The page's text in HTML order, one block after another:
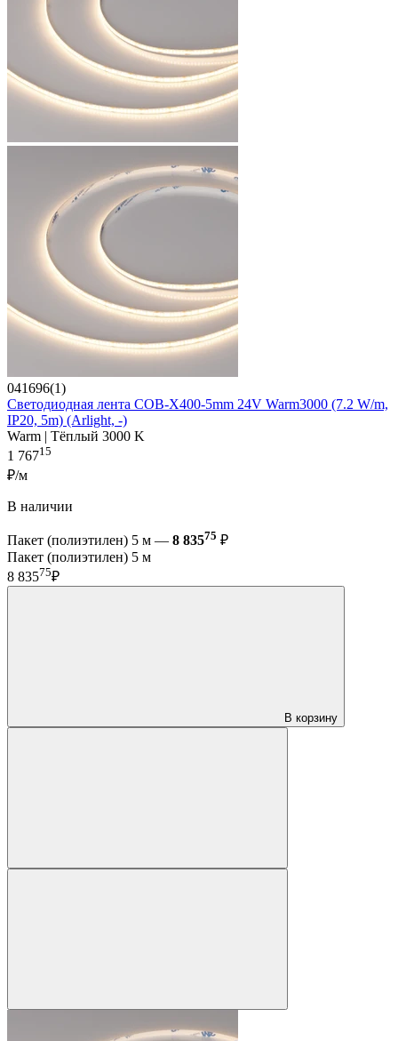
041696(1)
Светодиодная лента COB-X400-5mm 24V Warm3000 (7.2 W/m,
IP20, 5m) (Arlight, -)
Warm | Тёплый 3000 K
1 76715
₽/м
В наличии
Пакет (полиэтилен) 5 м — 8 83575 ₽
Пакет (полиэтилен) 5 м
8 83575₽
В корзину